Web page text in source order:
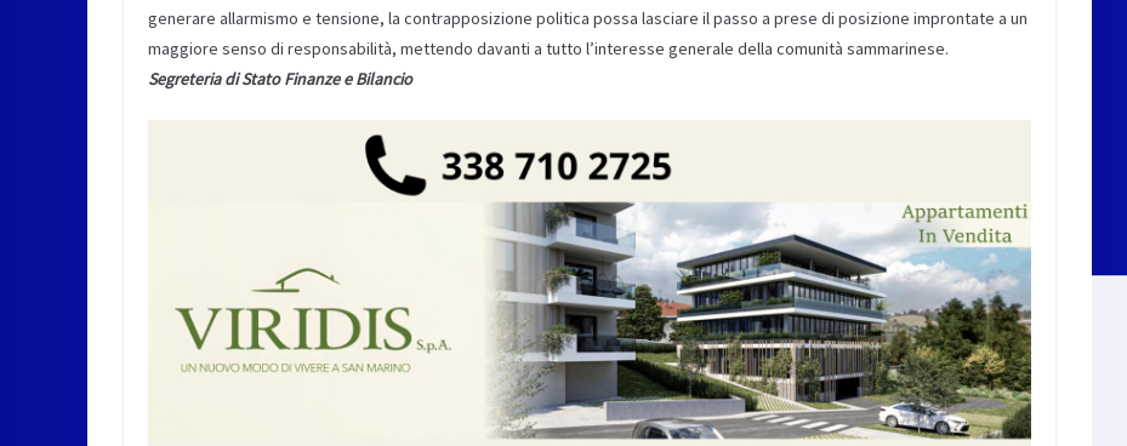
generare allarmismo e tensione, la contrapposizione politica possa lasciare il passo a prese di posizione improntate a un
maggiore senso di responsabilità, mettendo davanti a tutto l’interesse generale della comunità sammarinese.
Segreteria di Stato Finanze e Bilancio